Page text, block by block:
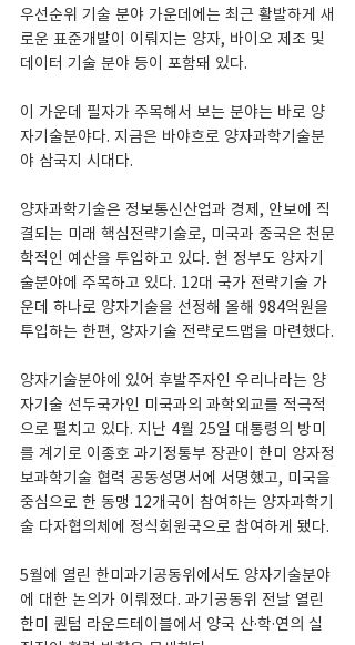
우선순위 기술 분야 가운데에는 최근 활발하게 새
로운 표준개발이 이뤄지는 양자, 바이오 제조 및
데이터 기술 분야 등이 포함돼 있다.
이 가운데 필자가 주목해서 보는 분야는 바로 양
자기술분야다. 지금은 바야흐로 양자과학기술분
야 삼국지 시대다.
양자과학기술은 정보통신산업과 경제, 안보에 직
결되는 미래 핵심전략기술로, 미국과 중국은 천문
학적인 예산을 투입하고 있다. 현 정부도 양자기
술분야에 주목하고 있다. 12대 국가 전략기술 가
운데 하나로 양자기술을 선정해 올해 984억원을
투입하는 한편, 양자기술 전략로드맵을 마련했다.
양자기술분야에 있어 후발주자인 우리나라는 양
자기술 선두국가인 미국과의 과학외교를 적극적
으로 펼치고 있다. 지난 4월 25일 대통령의 방미
를 계기로 이종호 과기정통부 장관이 한미 양자정
보과학기술 협력 공동성명서에 서명했고, 미국을
중심으로 한 동맹 12개국이 참여하는 양자과학기
술 다자협의체에 정식회원국으로 참여하게 됐다.
5월에 열린 한미과기공동위에서도 양자기술분야
에 대한 논의가 이뤄졌다. 과기공동위 전날 열린
한미 퀀텀 라운드테이블에서 양국 산·학·연의 실